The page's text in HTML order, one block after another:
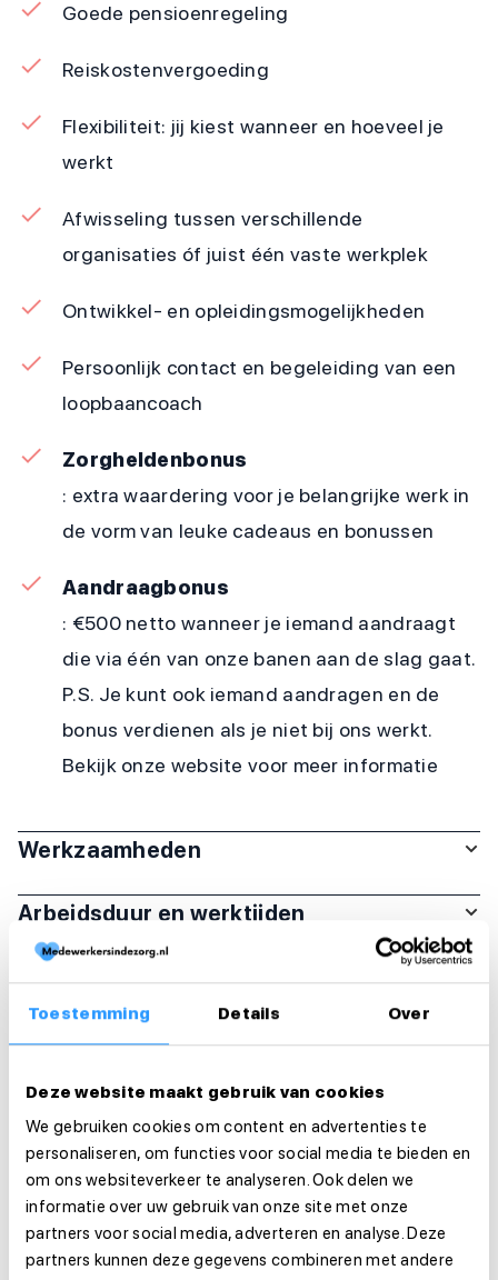
Toestemming Details Over
Deze website maakt gebruik van cookies
We gebruiken cookies om content en advertenties te
personaliseren, om functies voor social media te bieden en
om ons websiteverkeer te analyseren. Ook delen we
informatie over uw gebruik van onze site met onze
partners voor social media, adverteren en analyse. Deze
partners kunnen deze gegevens combineren met andere
Goede pensioenregeling
Reiskostenvergoeding
Flexibiliteit: jij kiest wanneer en hoeveel je
werkt
Afwisseling tussen verschillende
organisaties óf juist één vaste werkplek
Ontwikkel- en opleidingsmogelijkheden
Persoonlijk contact en begeleiding van een
loopbaancoach
Zorgheldenbonus
: extra waardering voor je belangrijke werk in
de vorm van leuke cadeaus en bonussen
Aandraagbonus
: €500 netto wanneer je iemand aandraagt
die via één van onze banen aan de slag gaat.
P.S. Je kunt ook iemand aandragen en de
bonus verdienen als je niet bij ons werkt.
Bekijk onze website voor meer informatie
Werkzaamheden
Arbeidsduur en werktijden
Organisatie
Functie-eisen
Sollicitatie
Is deze vacature je op het lijf geschreven?
Solliciteer dan direct!